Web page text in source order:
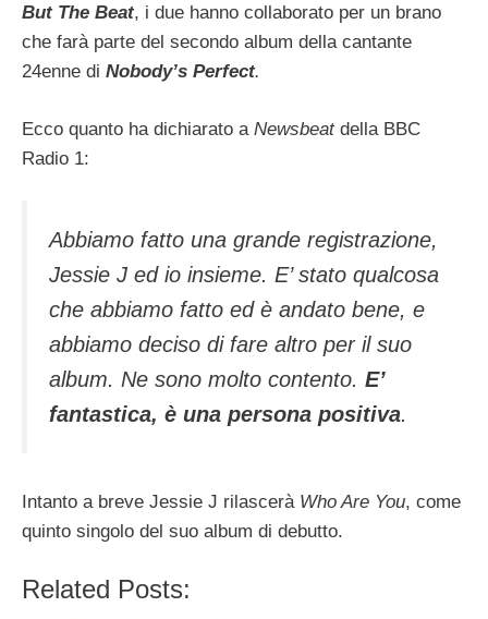
But The Beat, i due hanno collaborato per un brano
che farà parte del secondo album della cantante
24enne di Nobody’s Perfect.
Ecco quanto ha dichiarato a Newsbeatdella BBC
Radio 1:
Abbiamo fatto una grande registrazione,
Jessie J ed io insieme. E’ stato qualcosa
che abbiamo fatto ed è andato bene, e
abbiamo deciso di fare altro per il suo
album. Ne sono molto contento. E’
fantastica, è una persona positiva.
Intanto a breve Jessie J rilascerà Who Are You, come
quinto singolo del suo album di debutto.
Related Posts: